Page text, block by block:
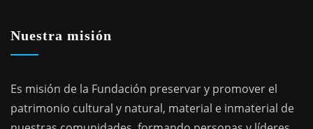
Nuestra misión
Es misión de la Fundación preservar y promover el
patrimonio cultural y natural, material e inmaterial de